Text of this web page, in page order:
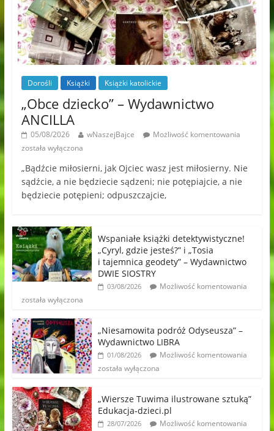
Dorośli Książki Książki katolickie
„Obce dziecko” – Wydawnictwo
ANCILLA
05/08/2026 wNaszejBajce
Możliwość komentowania
została wyłączona
„Bądźcie miłosierni, jak Ojciec wasz jest miłosierny. Nie
sądźcie, a nie będziecie sądzeni; nie potępiajcie, a nie
będziecie potępieni; odpuszczajcie,
Wspaniałe książki detektywistyczne!
„Cyryl, gdzie jesteś?” i „Tosia
i tajemnica geodety” – Wydawnictwo
DWIE SIOSTRY
03/08/2026
Możliwość komentowania
została wyłączona
„Niesamowita podróż Odyseusza” –
Wydawnictwo LIBRA
01/08/2026
Możliwość komentowania
została wyłączona
„Wiersze Tuwima ilustrowane sztuką”
Edukacja-dzieci.pl
28/07/2026
Możliwość komentowania